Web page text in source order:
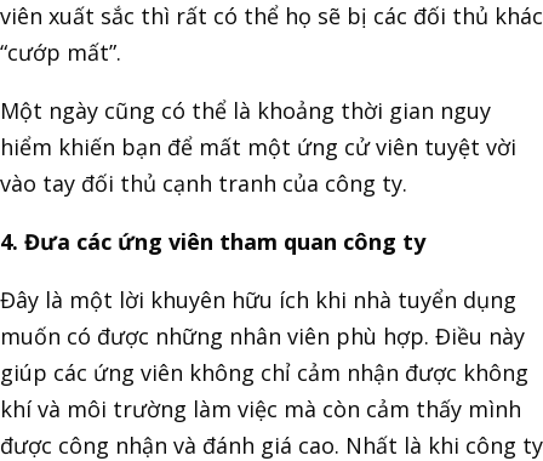
viên xuất sắc thì rất có thể họ sẽ bị các đối thủ khác
“cướp mất”.
Một ngày cũng có thể là khoảng thời gian nguy
hiểm khiến bạn để mất một ứng cử viên tuyệt vời
vào tay đối thủ cạnh tranh của công ty.
4. Đưa các ứng viên tham quan công ty
Đây là một lời khuyên hữu ích khi nhà tuyển dụng
muốn có được những nhân viên phù hợp. Điều này
giúp các ứng viên không chỉ cảm nhận được không
khí và môi trường làm việc mà còn cảm thấy mình
được công nhận và đánh giá cao. Nhất là khi công ty